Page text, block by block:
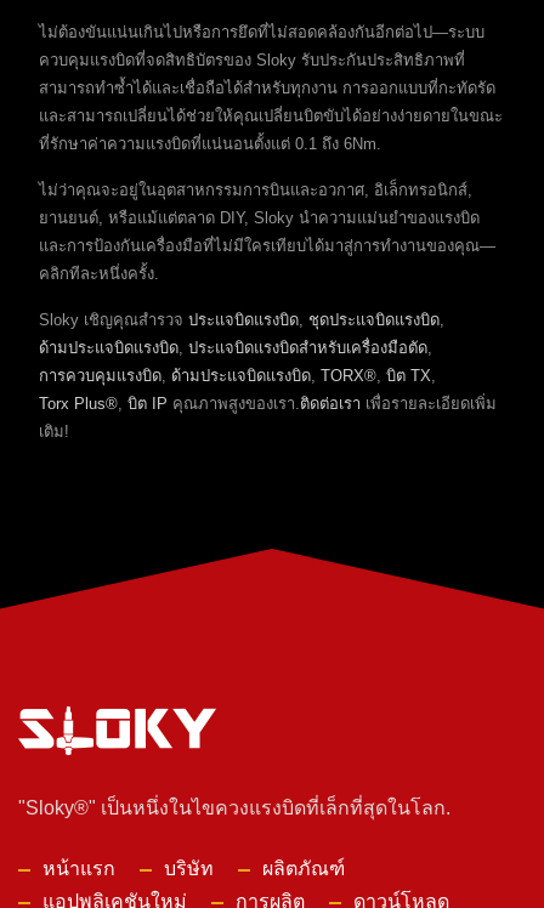
ไม่ต้องขันแน่นเกินไปหรือการยึดที่ไม่สอดคล้องกันอีกต่อไป—ระบบ
ควบคุมแรงบิดที่จดสิทธิบัตรของ Sloky รับประกันประสิทธิภาพที่
สามารถทำซ้ำได้และเชื่อถือได้สำหรับทุกงาน การออกแบบที่กะทัดรัด
และสามารถเปลี่ยนได้ช่วยให้คุณเปลี่ยนบิตขับได้อย่างง่ายดายในขณะ
ที่รักษาค่าความแรงบิดที่แน่นอนตั้งแต่ 0.1 ถึง 6Nm.
ไม่ว่าคุณจะอยู่ในอุตสาหกรรมการบินและอวกาศ, อิเล็กทรอนิกส์,
ยานยนต์, หรือแม้แต่ตลาด DIY, Sloky นำความแม่นยำของแรงบิด
และการป้องกันเครื่องมือที่ไม่มีใครเทียบได้มาสู่การทำงานของคุณ—
คลิกทีละหนึ่งครั้ง.
Sloky เชิญคุณสำรวจ ประแจบิดแรงบิด ชุดประแจบิดแรงบิด
ด้ามประแจบิดแรงบิด ประแจบิดแรงบิดสำหรับเครื่องมือตัด
การควบคุมแรงบิด ด้ามประแจบิดแรงบิด TORX® บิต TX
Torx Plus® บิต IP คุณภาพสูงของเรา. ติดต่อเรา เพื่อรายละเอียดเพิ่ม
เติม!
"Sloky®" เป็นหนึ่งในไขควงแรงบิดที่เล็กที่สุดในโลก.
หน้าแรก บริษัท
ผลิตภัณฑ์
แอปพลิเคชันใหม่
การผลิต ดาวน์โหลด